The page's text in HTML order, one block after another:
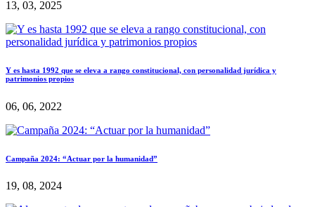
13, 03, 2025
Y es hasta 1992 que se eleva a rango constitucional, con personalidad jurídica y
patrimonios propios
06, 06, 2022
Campaña 2024: “Actuar por la humanidad”
19, 08, 2024